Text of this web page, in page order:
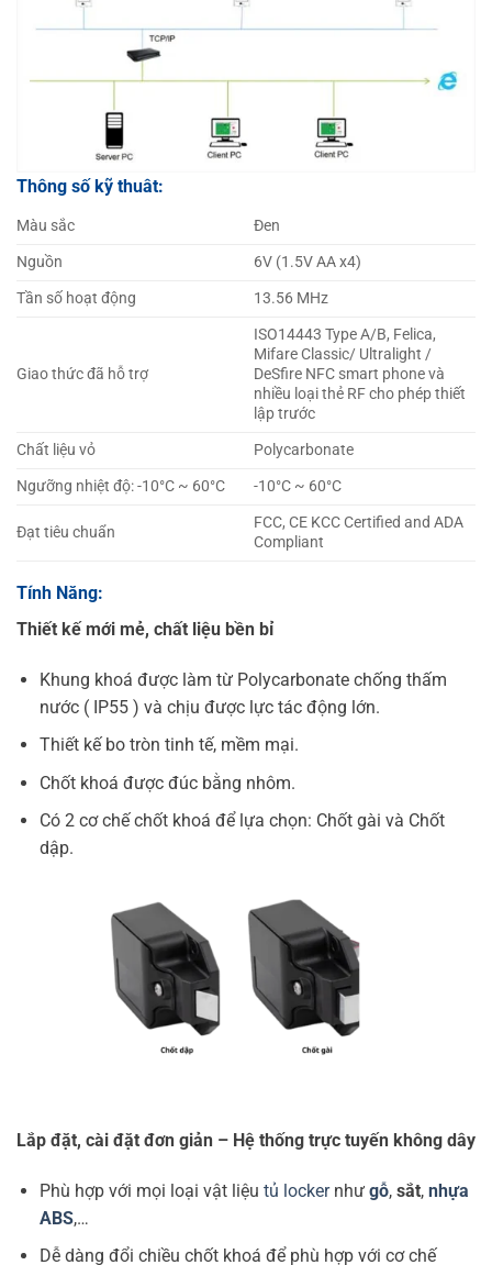
Thông số kỹ thuât:
Màu sắc
Đen
Nguồn
6V (1.5V AA x4)
Tần số hoạt động
13.56 MHz
Giao thức đã hỗ trợ
ISO14443 Type A/B, Felica,
Mifare Classic/ Ultralight /
DeSfire NFC smart phone và
nhiều loại thẻ RF cho phép thiết
lập trước
Chất liệu vỏ
Polycarbonate
Ngưỡng nhiệt độ: -10°C ~ 60°C
-10°C ~ 60°C
Đạt tiêu chuẩn
FCC, CE KCC Certified and ADA
Compliant
Tính Năng:
Thiết kế mới mẻ, chất liệu bền bỉ
Khung khoá được làm từ Polycarbonate chống thấm
nước ( IP55 ) và chịu được lực tác động lớn.
Thiết kế bo tròn tinh tế, mềm mại.
Chốt khoá được đúc bằng nhôm.
Có 2 cơ chế chốt khoá để lựa chọn: Chốt gài và Chốt
dập.
Lắp đặt, cài đặt đơn giản – Hệ thống trực tuyến không dây
Phù hợp với mọi loại vật liệu tủ lockernhư gỗ, sắt, nhựa
ABS,…
Dễ dàng đổi chiều chốt khoá để phù hợp với cơ chế